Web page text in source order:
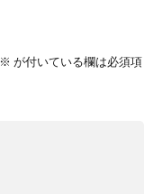
※ が付いている欄は必須項